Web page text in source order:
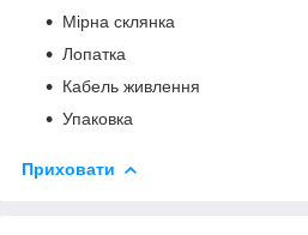
Мірна склянка
Лопатка
Кабель живлення
Упаковка
Приховати